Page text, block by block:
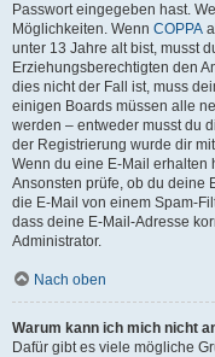
Passwort eingegeben hast.
Möglichkeiten. Wenn COPPA
unter 13 Jahre alt bist, musst
Erziehungsberechtigten den
dies nicht der Fall ist, muss
einigen Boards müssen alle
werden – entweder musst du
der Registrierung wurde dir
Wenn du eine E-Mail erhalten
Ansonsten prüfe, ob du deine
die E-Mail von einem Spam-
dass deine E-Mail-Adresse
Administrator.
Nach oben
Warum kann ich mich nicht
Dafür gibt es viele mögliche